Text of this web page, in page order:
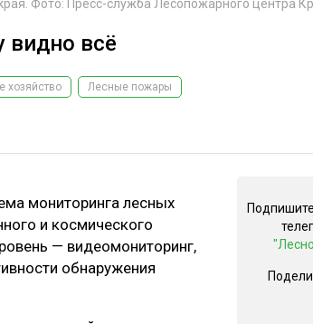
Фото: Пресс-служба Лесопожарного центра
видно всё
хозяйство Лесные пожары
мониторинга лесных
и космического
— видеомониторинг,
обнаружения